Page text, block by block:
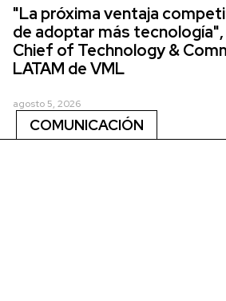
"La próxima ventaja
de adoptar más tecnología",
Chief of Technology &
LATAM de VML
agosto 5, 2026
COMUNICACIÓN